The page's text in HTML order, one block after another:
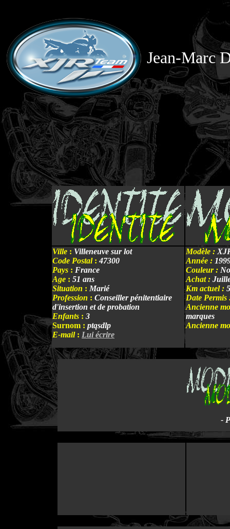
Jean-Marc
Ville : Villeneuve sur lot
Code Postal: 47300
Pays : France
Age : 51 ans
Situation : Marié
Profession : Conseiller pénitentiaire
d'insertion et de probation
Enfants : 3
Surnom : ptqsdlp
E-mail : Lui écrire
Modèle :
Année :
Couleur :
Achat :
Km actuel :
Date Permis
Ancienne
marques
Ancienne
-